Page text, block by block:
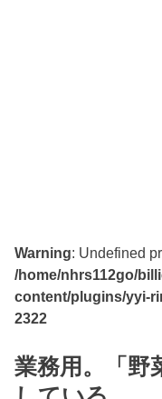
Warning: Undefined
/home/nhrs112go/
content/plugins/yyi-
2322
業務用。「野